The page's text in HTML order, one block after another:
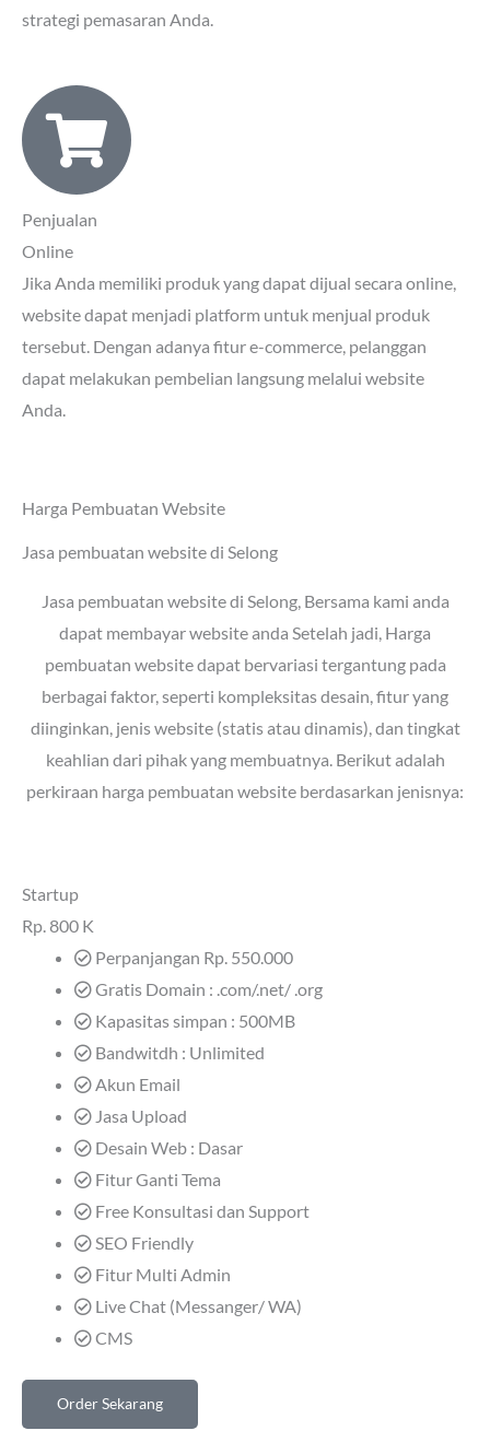
strategi pemasaran Anda.
Penjualan
Online
Jika Anda memiliki produk yang dapat dijual secara online,
website dapat menjadi platform untuk menjual produk
tersebut. Dengan adanya fitur e-commerce, pelanggan
dapat melakukan pembelian langsung melalui website
Anda.
Harga Pembuatan Website
Jasa pembuatan website di Selong
Jasa pembuatan website di Selong, Bersama kami anda
dapat membayar website anda Setelah jadi, Harga
pembuatan website dapat bervariasi tergantung pada
berbagai faktor, seperti kompleksitas desain, fitur yang
diinginkan, jenis website (statis atau dinamis), dan tingkat
keahlian dari pihak yang membuatnya. Berikut adalah
perkiraan harga pembuatan website berdasarkan jenisnya:
Startup
Rp.800 K
Perpanjangan Rp. 550.000
Gratis Domain : .com/.net/ .org
Kapasitas simpan : 500MB
Bandwitdh : Unlimited
Akun Email
Jasa Upload
Desain Web : Dasar
Fitur Ganti Tema
Free Konsultasi dan Support
SEO Friendly
Fitur Multi Admin
Live Chat (Messanger/ WA)
CMS
Order Sekarang